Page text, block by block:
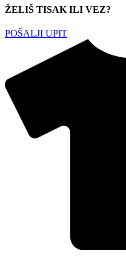
ŽELIŠ TISAK ILI VEZ?
POŠALJI UPIT